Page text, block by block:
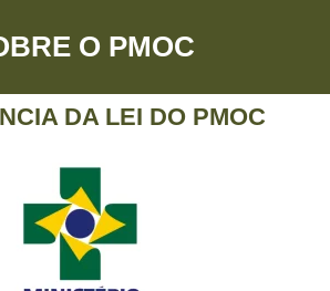
O PMOC
DA LEI DO PMOC